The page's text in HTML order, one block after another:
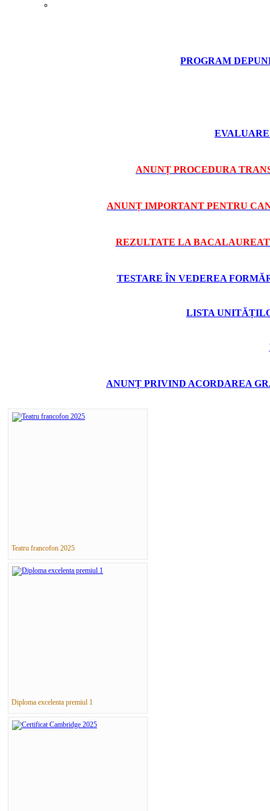
PROGRAM
ANUNȚ PROCEDURA
ANUNȚ IMPORTANT PENTRU
REZULTATE LA
TESTARE ÎN VEDEREA
LISTA
ANUNȚ PRIVIND ACORDAREA
Teatru francofon 2025
Diploma excelenta premiul 1